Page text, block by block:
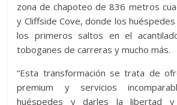
zona de chapoteo de 836 metros
y Cliffside Cove, donde los
los primeros saltos en el
toboganes de carreras y mucho más.
“Esta transformación se trata de
premium y servicios
huéspedes y darles la libertad y